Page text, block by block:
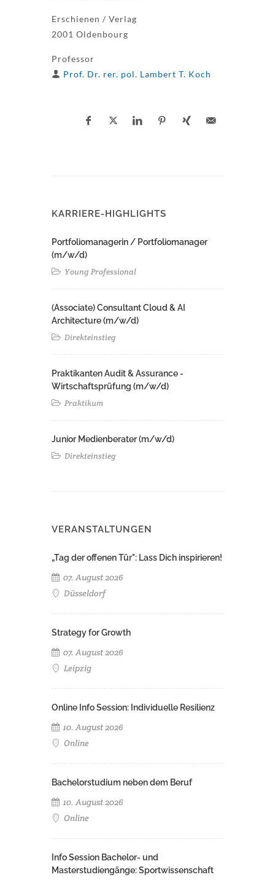
Erschienen / Verlag
2001 Oldenbourg
Professor
Prof. Dr. rer. pol. Lambert T. Koch
KARRIERE-HIGHLIGHTS
Portfoliomanagerin / Portfoliomanager
(m/w/d)
Young Professional
(Associate) Consultant Cloud & AI
Architecture (m/w/d)​ ​
Direkteinstieg
Praktikanten Audit & Assurance -
Wirtschaftsprüfung (m/w/d)
Praktikum
Junior Medienberater (m/w/d)
Direkteinstieg
VERANSTALTUNGEN
„Tag der offenen Tür": Lass Dich inspirieren!
07. August 2026
Düsseldorf
Strategy for Growth
07. August 2026
Leipzig
Online Info Session: Individuelle Resilienz
10. August 2026
Online
Bachelorstudium neben dem Beruf
10. August 2026
Online
Info Session Bachelor- und
Masterstudiengänge: Sportwissenschaft